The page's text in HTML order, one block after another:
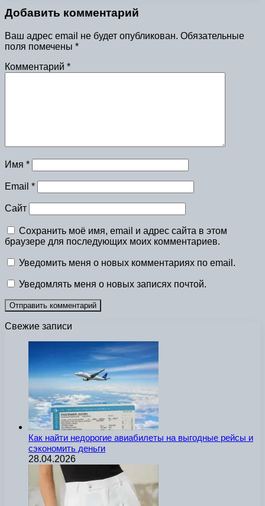
Добавить комментарий
Ваш адрес email не будет опубликован. Обязательные
поля помечены *
Комментарий *
Имя *
Email *
Сайт
Сохранить моё имя, email и адрес сайта в этом
браузере для последующих моих комментариев.
Уведомить меня о новых комментариях по email.
Уведомлять меня о новых записях почтой.
Свежие записи
Как найти недорогие авиабилеты на выгодные рейсы и
сэкономить деньги
28.04.2026